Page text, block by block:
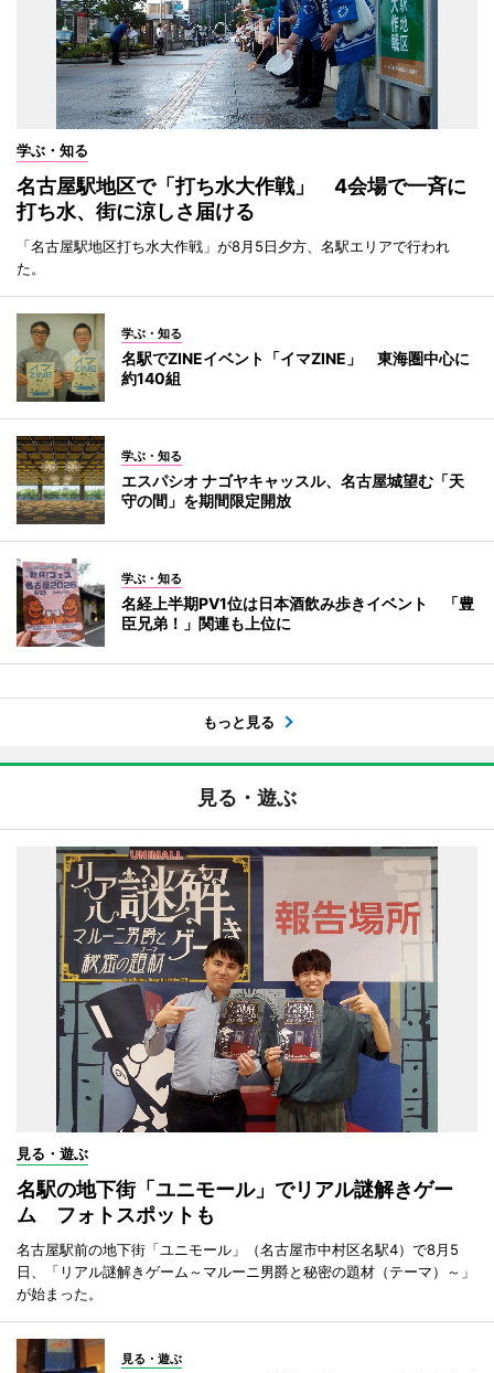
学ぶ・知る
名古屋駅地区で「打ち水大作戦」 4会場で一斉に
打ち水、街に涼しさ届ける
「名古屋駅地区打ち水大作戦」が8月5日夕方、名駅エリアで行われ
た。
学ぶ・知る
名駅でZINEイベント「イマZINE」 東海圏中心に
約140組
学ぶ・知る
エスパシオ ナゴヤキャッスル、名古屋城望む「天
守の間」を期間限定開放
学ぶ・知る
名経上半期PV1位は日本酒飲み歩きイベント 「豊
臣兄弟！」関連も上位に
もっと見る
見る・遊ぶ
見る・遊ぶ
名駅の地下街「ユニモール」でリアル謎解きゲー
ム フォトスポットも
名古屋駅前の地下街「ユニモール」（名古屋市中村区名駅4）で8月5
日、「リアル謎解きゲーム～マルーニ男爵と秘密の題材（テーマ）～」
が始まった。
見る・遊ぶ